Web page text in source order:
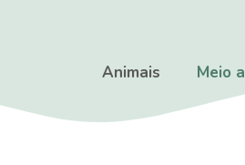
Animais Meio